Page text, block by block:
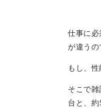
仕事に
が違うの
もし、
そこで
台と、